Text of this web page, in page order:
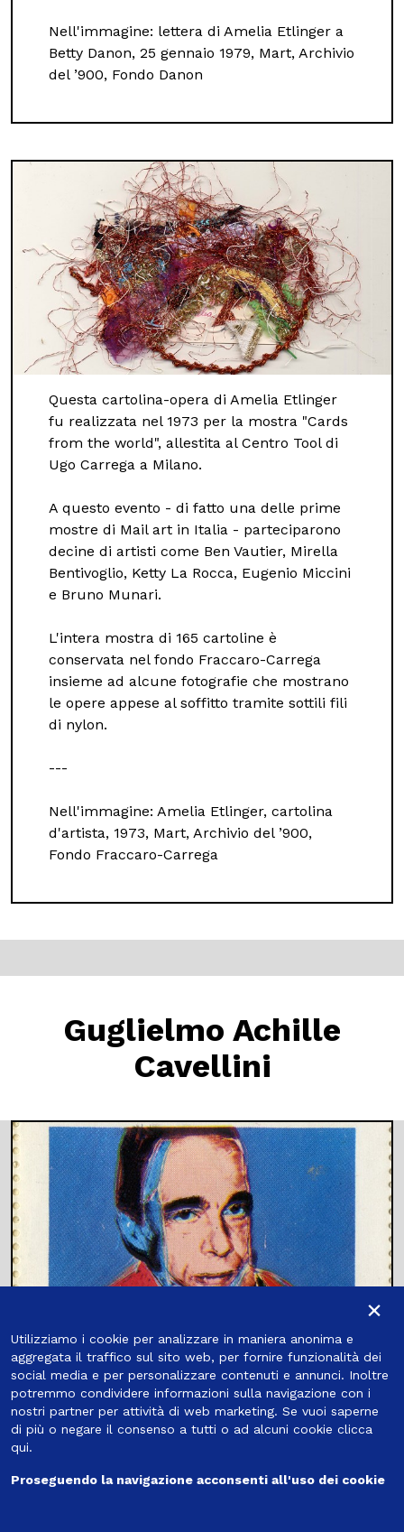
Nell'immagine: lettera di Amelia Etlinger a
Betty Danon, 25 gennaio 1979, Mart, Archivio
del ’900, Fondo Danon
Questa cartolina-opera di Amelia Etlinger
fu realizzata nel 1973 per la mostra "Cards
from the world", allestita al Centro Tool di
Ugo Carrega a Milano.
A questo evento - di fatto una delle prime
mostre di Mail art in Italia - parteciparono
decine di artisti come Ben Vautier, Mirella
Bentivoglio, Ketty La Rocca, Eugenio Miccini
e Bruno Munari.
L'intera mostra di 165 cartoline è
conservata nel fondo Fraccaro-Carrega
insieme ad alcune fotografie che mostrano
le opere appese al soffitto tramite sottili fili
di nylon.
---
Nell'immagine: Amelia Etlinger, cartolina
d'artista, 1973, Mart, Archivio del ’900,
Fondo Fraccaro-Carrega
Guglielmo Achille
Cavellini
Guglielmo Achille Cavellini, noto anche
come GAC (1914-1990), è stato una delle
figure più eccentriche dell'arte italiana del
secondo Novecento.
cosiddetta "autostoricizzazione":
Utilizziamo i cookie per analizzare in maniera anonima e
aggregata il traffico sul sito web, per fornire funzionalità dei
social media e per personalizzare contenuti e annunci. Inoltre
potremmo condividere informazioni sulla navigazione con i
nostri partner per attività di web marketing. Se vuoi saperne
di più o negare il consenso a tutti o ad alcuni cookie clicca
qui.
Proseguendo la navigazione acconsenti all'uso dei cookie
×